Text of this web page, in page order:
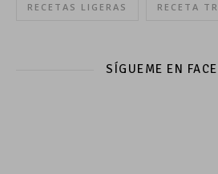
RECETAS LIGERAS RECETA
SÍGUEME EN